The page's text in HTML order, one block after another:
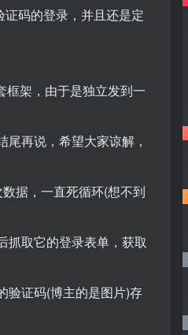
码的登录，并且还是定
架，由于是独立发到一
再说，希望大家谅解，
据，一直死循环(想不到
抓取它的登录表单，获取
验证码(博主的是图片)存